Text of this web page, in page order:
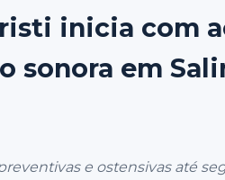
inicia com
sonora em
e ostensivas até